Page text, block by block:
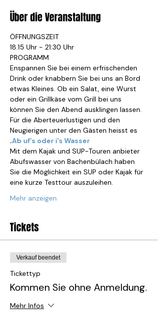
Über die Veranstaltung
ÖFFNUNGSZEIT
18.15 Uhr - 21:30 Uhr
PROGRAMM
Enspannen Sie bei einem erfrischenden
Drink oder knabbern Sie bei uns an Bord
etwas Kleines. Ob ein Salat, eine Wurst
oder ein Grillkäse vom Grill bei uns
können Sie den Abend ausklingen lassen.
Für die Aberteuerlustigen und den
Neugierigen unter den Gästen heisst es
.Ab uf’s oder i’s Wasser
Mit dem Kajak und SUP-Touren anbieter
Abufswasser von Bachenbülach haben
Sie die Möglichkeit ein SUP oder Kajak für
eine kurze Testtour auszuleihen.
Mehr anzeigen
Tickets
Verkauf beendet
Tickettyp
Kommen Sie ohne Anmeldung.
Mehr Infos